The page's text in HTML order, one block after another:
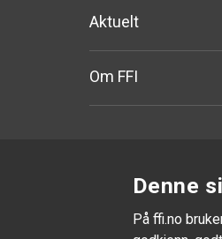
Denne
På ffi.no
Aktuelt
Om FFI